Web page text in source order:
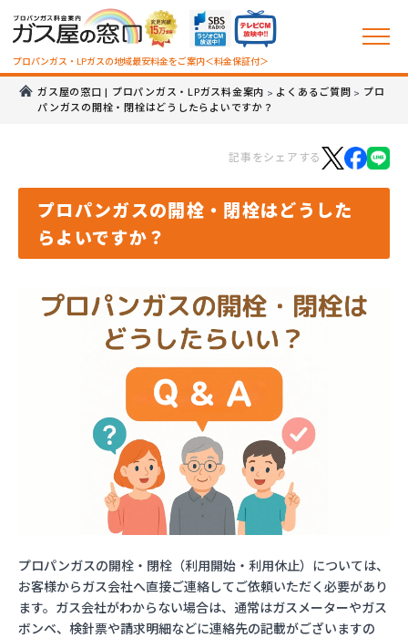
プロパンガス・LPガスの地域最安料金をご案内＜料金保証付＞
ガス屋の窓口 | プロパンガス・LPガス料金案内 > よくあるご質問 > プロ
パンガスの開栓・閉栓はどうしたらよいですか？
記事をシェアする
プロパンガスの開栓・閉栓はどうした
らよいですか？
プロパンガスの開栓・閉栓（利用開始・利用休止）については、
お客様からガス会社へ直接ご連絡してご依頼いただく必要があり
ます。ガス会社がわからない場合は、通常はガスメーターやガス
ボンベ、検針票や請求明細などに連絡先の記載がございますの